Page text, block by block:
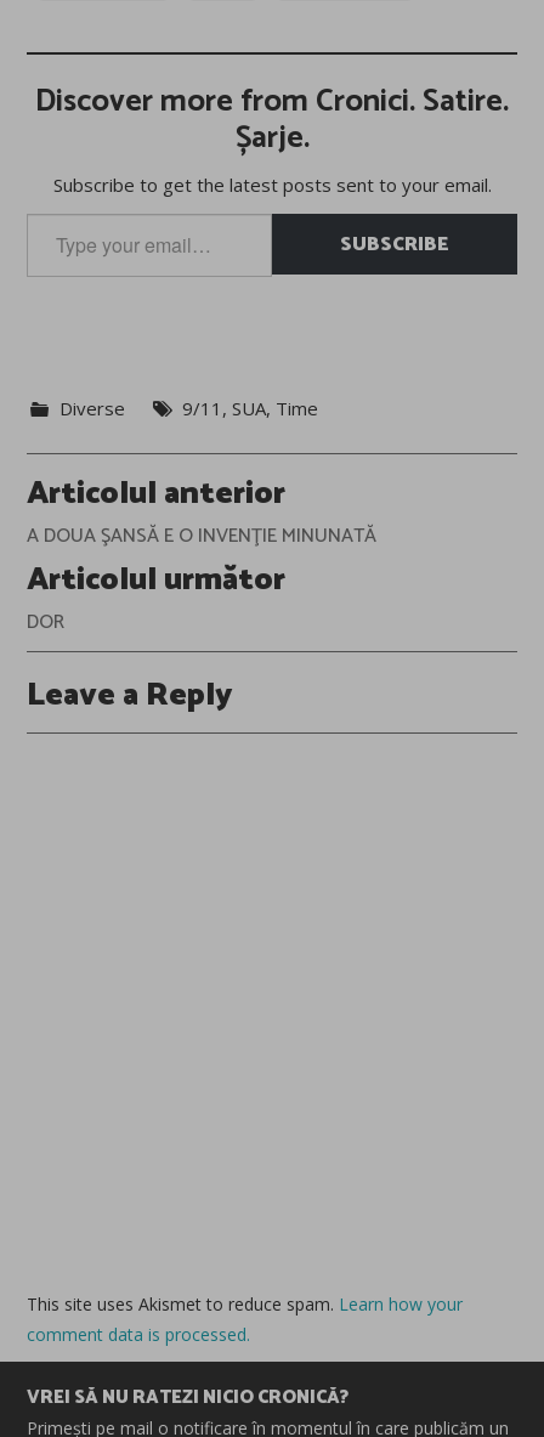
Discover more from Cronici. Satire.
Șarje.
Subscribe to get the latest posts sent to your email.
your
email…
SUBSCRIBE
Diverse 9/11 ,SUA, Time
Post
navigation
Articolul anterior
A DOUA ŞANSĂ E O INVENŢIE MINUNATĂ
Articolul următor
DOR
Leave a Reply
This site uses Akismet to reduce spam. Learn how your
comment data is processed.
VREI SĂ NU RATEZI NICIO CRONICĂ?
Primești pe mail o notificare în momentul în care publicăm un